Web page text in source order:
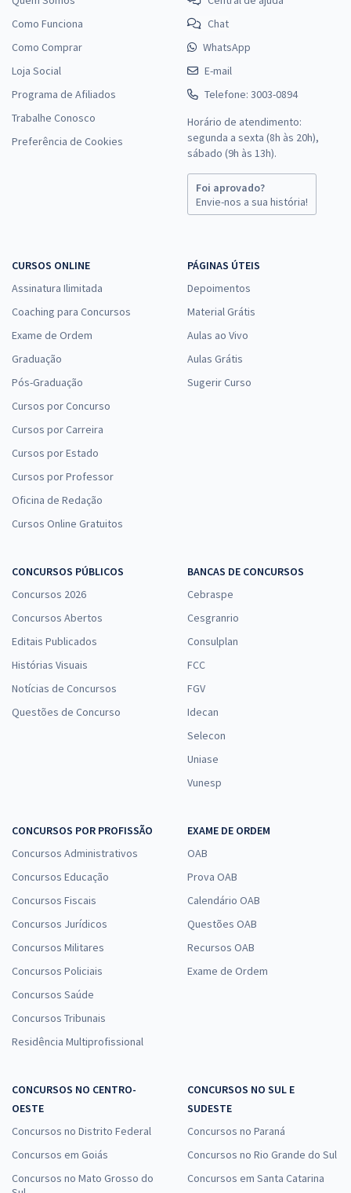
Como Funciona
Como Comprar
Loja Social
Programa de Afiliados
Trabalhe Conosco
Preferência de Cookies
Chat
WhatsApp
E-mail
Telefone: 3003-0894
Horário de atendimento:
segunda a sexta (8h às 20h),
sábado (9h às 13h).
Foi aprovado?
Envie-nos a sua história!
CURSOS ONLINE
Assinatura Ilimitada
Coaching para Concursos
Exame de Ordem
Graduação
Pós-Graduação
Cursos por Concurso
Cursos por Carreira
Cursos por Estado
Cursos por Professor
Oficina de Redação
Cursos Online Gratuitos
PÁGINAS ÚTEIS
Depoimentos
Material Grátis
Aulas ao Vivo
Aulas Grátis
Sugerir Curso
CONCURSOS PÚBLICOS
Concursos 2026
Concursos Abertos
Editais Publicados
Histórias Visuais
Notícias de Concursos
Questões de Concurso
BANCAS DE CONCURSOS
Cebraspe
Cesgranrio
Consulplan
FCC
FGV
Idecan
Selecon
Uniase
Vunesp
CONCURSOS POR PROFISSÃO
Concursos Administrativos
Concursos Educação
Concursos Fiscais
Concursos Jurídicos
Concursos Militares
Concursos Policiais
Concursos Saúde
Concursos Tribunais
Residência Multiprofissional
EXAME DE ORDEM
OAB
Prova OAB
Calendário OAB
Questões OAB
Recursos OAB
Exame de Ordem
CONCURSOS NO CENTRO-
OESTE
Concursos no Distrito Federal
Concursos em Goiás
Concursos no Mato Grosso do
CONCURSOS NO SUL E
SUDESTE
Concursos no Paraná
Concursos no Rio Grande do Sul
Concursos em Santa Catarina